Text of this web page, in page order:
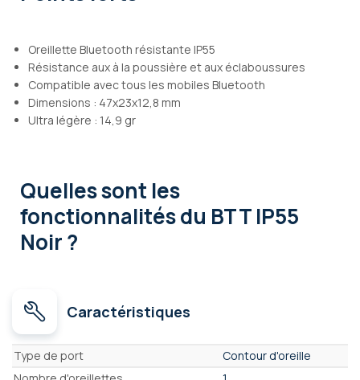
Oreillette Bluetooth résistante IP55
Résistance aux à la poussière et aux éclaboussures
Compatible avec tous les mobiles Bluetooth
Dimensions : 47x23x12,8 mm
Ultra légère : 14,9 gr
Quelles sont les
fonctionnalitésdu BTT IP55
Noir ?
Caractéristiques
Caractéristiques
Type de port
Contour d'oreille